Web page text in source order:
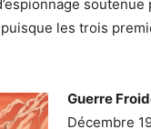
les trois
Guerre
Décembre